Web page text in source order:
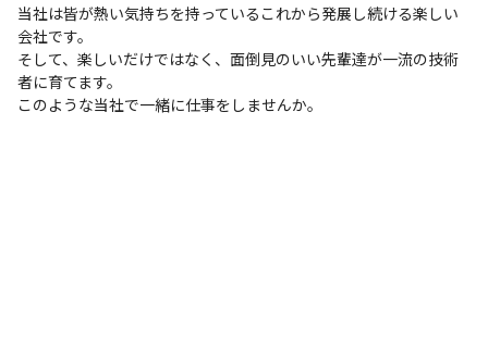
当社は皆が熱い気持ちを持っているこれから発展し続ける楽しい
会社です。
そして、楽しいだけではなく、面倒見のいい先輩達が一流の技術
者に育てます。
このような当社で一緒に仕事をしませんか。